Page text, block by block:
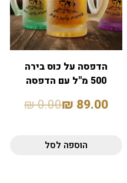
הדפסה על כוס בירה
500 מ"ל עם הדפסה
89.00
₪
0.00
₪
הוספה לסל